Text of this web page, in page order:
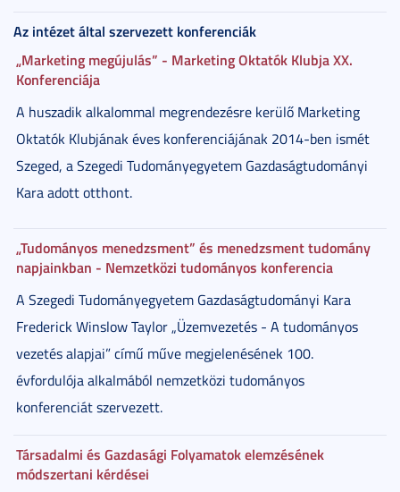
Az intézet által szervezett konferenciák
„Marketing megújulás” - Marketing Oktatók Klubja XX.
Konferenciája
A huszadik alkalommal megrendezésre kerülő Marketing
Oktatók Klubjának éves konferenciájának 2014-ben ismét
Szeged, a Szegedi Tudományegyetem Gazdaságtudományi
Kara adott otthont.
„Tudományos menedzsment” és menedzsment tudomány
napjainkban - Nemzetközi tudományos konferencia
A Szegedi Tudományegyetem Gazdaságtudományi Kara
Frederick Winslow Taylor „Üzemvezetés - A tudományos
vezetés alapjai” című műve megjelenésének 100.
évfordulója alkalmából nemzetközi tudományos
konferenciát szervezett.
Társadalmi és Gazdasági Folyamatok elemzésének
módszertani kérdései